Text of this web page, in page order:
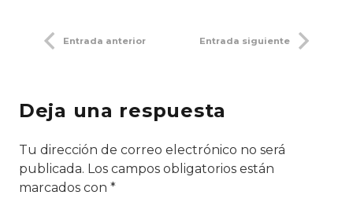
Entrada anterior Entrada siguiente
Deja una respuesta
Tu dirección de correo electrónico no será
publicada. Los campos obligatorios están
marcados con *